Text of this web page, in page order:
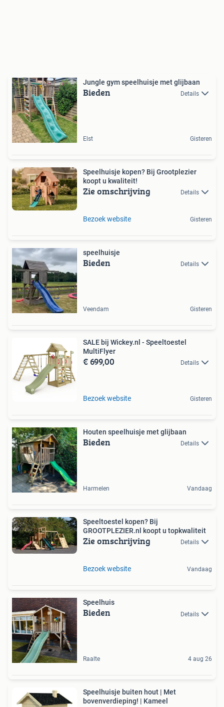
Jungle gym speelhuisje met glijbaan
Bieden Details
Elst Gisteren
Speelhuisje kopen? Bij Grootplezier
koopt u kwaliteit!
Zie omschrijving Details
Bezoek website Gisteren
speelhuisje
Bieden Details
Veendam Gisteren
SALE bij Wickey.nl - Speeltoestel
MultiFlyer
€ 699,00 Details
Bezoek website Gisteren
Houten speelhuisje met glijbaan
Bieden Details
Harmelen Vandaag
Speeltoestel kopen? Bij
GROOTPLEZIER.nl koopt u topkwaliteit
Zie omschrijving Details
Bezoek website Vandaag
Speelhuis
Bieden Details
Raalte 4 aug 26
Speelhuisje buiten hout | Met
bovenverdieping! | Kameel